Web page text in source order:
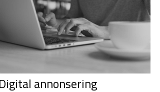
Digital annonsering